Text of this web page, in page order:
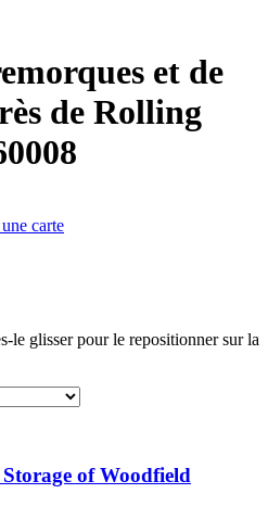
et de
de Rolling
carte
le glisser pour le repositionner sur la
of Woodfield